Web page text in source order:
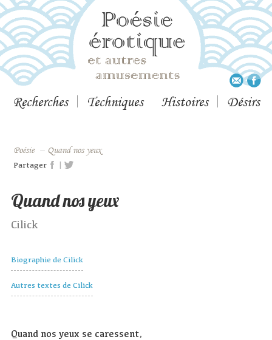
Recherches Techniques Histoires Désirs
Poésie – Quand nos yeux
Partager |
Quand nos yeux
Cilick
Biographie de Cilick
Autres textes de Cilick
Quand nos yeux se caressent,